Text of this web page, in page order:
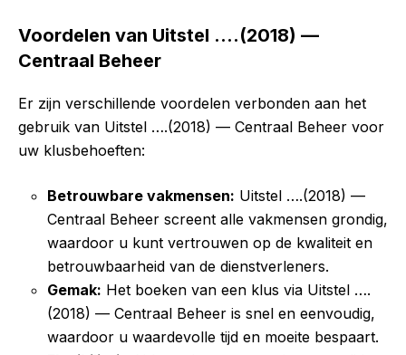
Voordelen van Uitstel ….(2018) —
Centraal Beheer
Er zijn verschillende voordelen verbonden aan het
gebruik van Uitstel ….(2018) — Centraal Beheer voor
uw klusbehoeften:
Betrouwbare vakmensen: Uitstel ….(2018) —
Centraal Beheer screent alle vakmensen grondig,
waardoor u kunt vertrouwen op de kwaliteit en
betrouwbaarheid van de dienstverleners.
Gemak: Het boeken van een klus via Uitstel ….
(2018) — Centraal Beheer is snel en eenvoudig,
waardoor u waardevolle tijd en moeite bespaart.